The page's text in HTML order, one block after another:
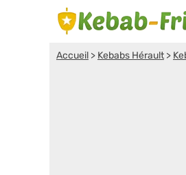
Accueil > Kebabs Hérault>